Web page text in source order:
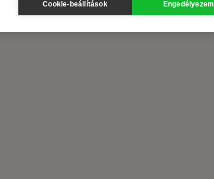
Cookie-beállítások Engedélyezem